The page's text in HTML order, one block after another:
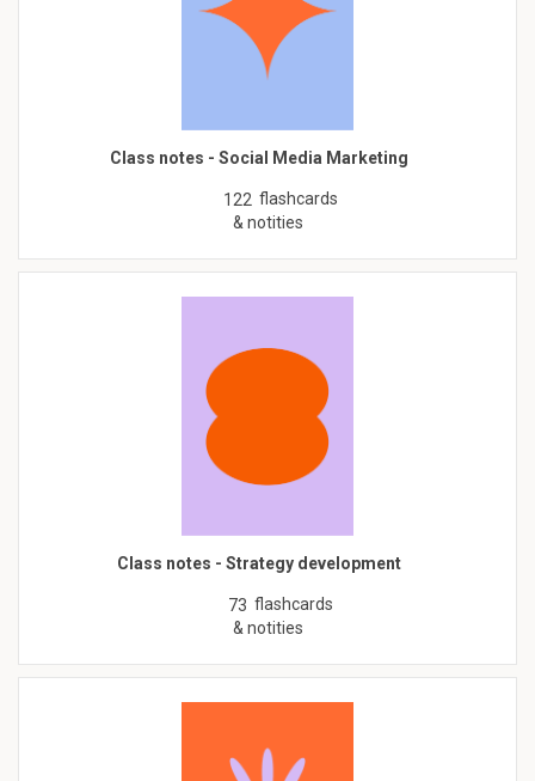
Class notes - Social Media Marketing
122 flashcards
& notities
Class notes - Strategy development
73 flashcards
& notities